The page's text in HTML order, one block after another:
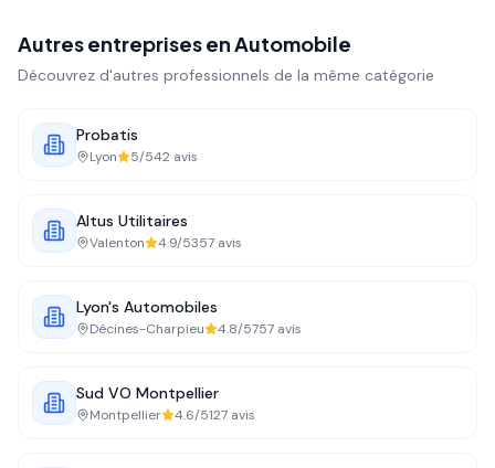
Autres entreprises enAutomobile
Découvrez d'autres professionnels de la même catégorie
Probatis
Lyon 5/542 avis
Altus Utilitaires
Valenton 4.9/5357 avis
Lyon's Automobiles
Décines-Charpieu 4.8/5757 avis
Sud VO Montpellier
Montpellier 4.6/5127 avis